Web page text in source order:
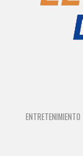
ENTRETENIMIENTO